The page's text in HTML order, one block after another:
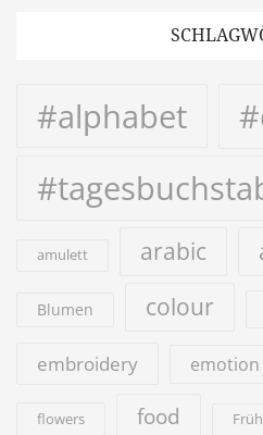
#alphabet
amulett arabic
Blumen colour
embroidery emotion
flowers food